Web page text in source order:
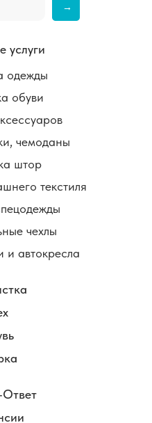
одежды
обуви
чемоданы
штор
текстиля
чехлы
и автокресла
услуги
→